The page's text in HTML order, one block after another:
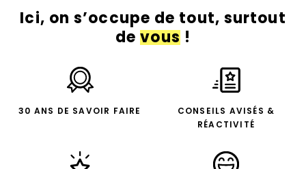
Ici, on s’occupe de tout, surtout
devous!
30 ANS DE SAVOIR FAIRE
CONSEILS AVISÉS &
RÉACTIVITÉ